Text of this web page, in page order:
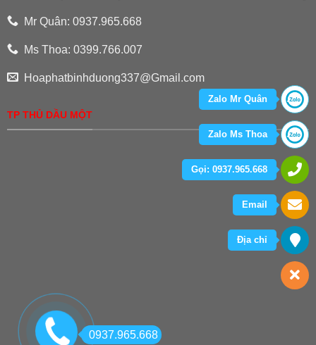
Mr Quân: 0937.965.668
Ms Thoa: 0399.766.007
Hoaphatbinhduong337@Gmail.com
TP THỦ DẦU MỘT
0937.965.668
Zalo Mr Quân
Zalo Ms Thoa
Gọi: 0937.965.668
Email
Địa chỉ